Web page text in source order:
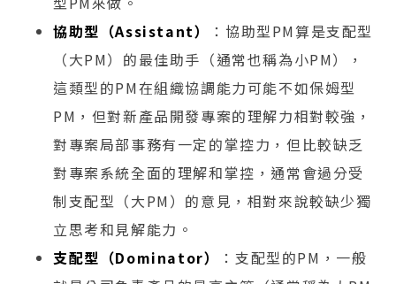
協助型（Assistant）
：協助型PM算是支配型
（大PM）的最佳助手（通常也稱為小PM），
這類型的PM在組織協調能力可能不如保姆型
PM，但對新產品開發專案的理解力相對較強，
對專案局部事務有一定的掌控力，但比較缺乏
對專案系統全面的理解和掌控，通常會過分受
制支配型（大PM）的意見，相對來說較缺少獨
立思考和見解能力。
支配型（Dominator）
：支配型的PM，一般